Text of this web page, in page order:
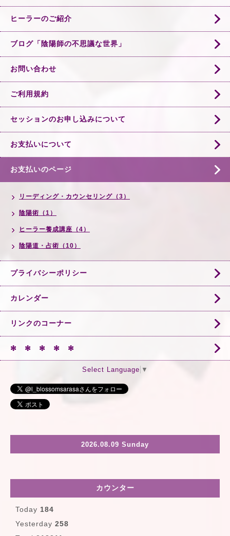
ヒーラーのご紹介
ブログ「陰陽師の不思議な世界」
お問い合わせ
ご利用規約
セッションのお申し込みについて
お支払いについて
お支払いのページ
リーディング・カウンセリング（3）
陰陽術（1）
ヒーラー養成講座（4）
陰陽道・占術（10）
プライバシーポリシー
カレンダー
リンクのコーナー
✻ ✻ ✻ ✻ ✻
Select Language ▼
2026.08.09 Sunday
カウンター
Today 184
Yesterday 258